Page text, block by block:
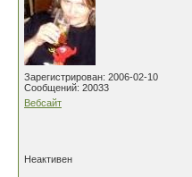
Зарегистрирован: 2006-02-10
Сообщений: 20033
Вебсайт
Неактивен